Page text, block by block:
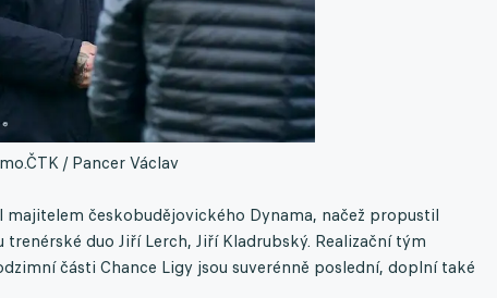
ČTK / Pancer Václav
českobudějovického Dynama, načež propustil
duo Jiří Lerch, Jiří Kladrubský. Realizační tým
části Chance Ligy jsou suverénně poslední, doplní také